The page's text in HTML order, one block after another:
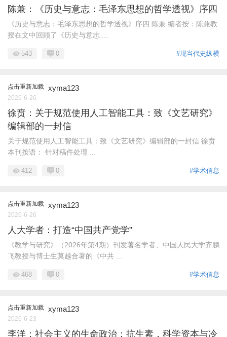
陈兼：《历史与意志：毛泽东思想的哲学透视》序四
《历史与意志：毛泽东思想的哲学透视》序四 陈兼 编者按：陈兼教
授在文中回顾了《历史与意志 ...
#现当代史纵横
543 0
点击重新加载 xyma123
2026-6-26
徐贲：关于规范使用人工智能工具：致《文艺研究》
编辑部的一封信
关于规范使用人工智能工具：致《文艺研究》编辑部的一封信 徐贲
本刊按语： 针对稿件处理 ...
#学术信息
412 0
点击重新加载 xyma123
2026-6-26
人大学者：打造“中国共产党学”
《教学与研究》（2026年第4期）刊发著名学者、中国人民大学齐鹏
飞教授与博士生莫越合著的《中共 ...
#学术信息
468 0
点击重新加载 xyma123
2026-6-23
李洋：社会主义的生命政治：抗生素，科学资本与冷